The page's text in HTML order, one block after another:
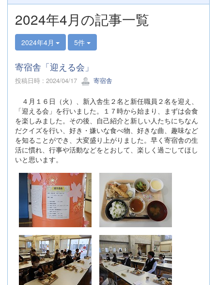
2024年4月の記事一覧
2024年4月 5件
寄宿舎「迎える会」
投稿日時 : 2024/04/17 寄宿舎
４月１６日（火）、新入舎生２名と新任職員２名を迎え、
「迎える会」を行いました。１７時から始まり、まずは会食
を楽しみました。その後、自己紹介と新しい人たちにちなん
だクイズを行い、好き・嫌いな食べ物、好きな曲、趣味など
を知ることができ、大変盛り上がりました。早く寄宿舎の生
活に慣れ、行事や活動などをとおして、楽しく過ごしてほし
いと思います。